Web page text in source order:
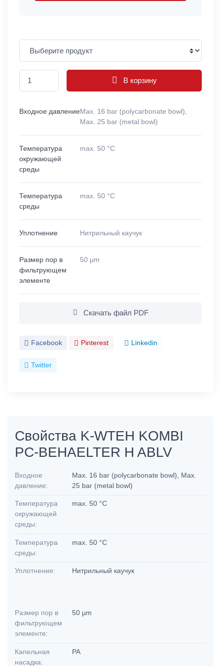
В корзину
Входное давлениеMax. 16 bar (polycarbonate bowl),
Max. 25 bar (metal bowl)
Температура
окружающей
среды
max. 50 °C
Температура
среды
max. 50 °C
Уплотнение Нитрильный каучук
Размер пор в
фильтрующем
элементе
50 µm
Скачать файл PDF
Facebook Pinterest Linkedin
Twitter
Свойства K-WTEH KOMBI
PC-BEHAELTER H ABLV
Входное
давление:
Max. 16 bar (polycarbonate bowl), Max.
25 bar (metal bowl)
Температура
окружающей
среды:
max. 50 °C
Температура
среды:
max. 50 °C
Уплотнение: Нитрильный каучук
Размер пор в
фильтрующем
элементе:
50 µm
Капельная
насадка:
PA